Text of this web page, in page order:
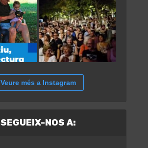
Veure més a Instagram
SEGUEIX-NOS A: